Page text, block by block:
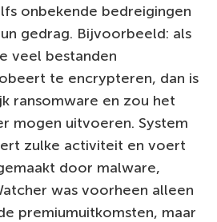
onbekende bedreigingen
gedrag. Bijvoorbeeld: als
veel bestanden
te encrypteren, dan is
ransomware en zou het
mogen uitvoeren. System
zulke activiteit en voert
door malware,
was voorheen alleen
premiumuitkomsten, maar